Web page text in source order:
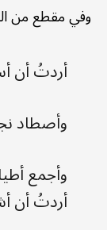
وفي مقطع من
أردتُ أن
وأصطاد
وأجمع
أردتُ أن